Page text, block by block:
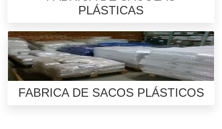
PLÁSTICAS
FABRICA DE SACOS PLÁSTICOS